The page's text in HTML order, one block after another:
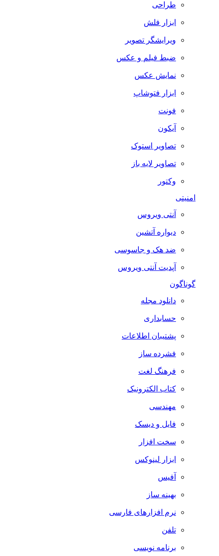
طراحی
ابزار فلش
ویرایشگر تصویر
ضبط فيلم و عكس
نمایش عکس
ابزار فتوشاپ
فونت
آیکون
تصاویر استوک
تصاویر لایه باز
وکتور
امنیتی
آنتی ویروس
دیواره آتشین
ضد هک و جاسوسی
آپدیت آنتی ویروس
گوناگون
دانلود مجله
حسابداری
پشتیبان اطلاعات
فشرده ساز
فرهنگ لغت
کتاب الکترونیک
مهندسی
فایل و دیسک
سخت افزار
ابزار لینوکس
آفیس
بهینه ساز
نرم افزارهای فارسی
تلفن
برنامه نویسی